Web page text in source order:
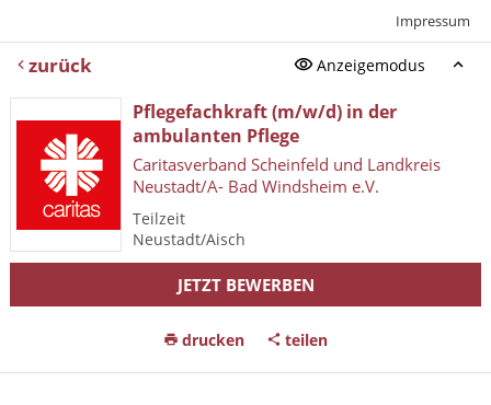
Impressum
zurück Anzeigemodus
Pflegefachkraft (m/w/d) in der
ambulanten Pflege
Caritasverband Scheinfeld und Landkreis
Neustadt/A- Bad Windsheim e.V.
Teilzeit
Neustadt/Aisch
JETZT BEWERBEN
drucken teilen